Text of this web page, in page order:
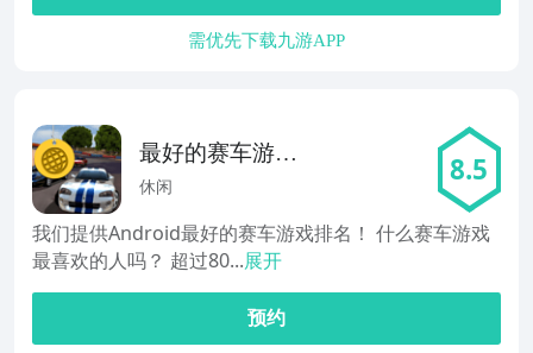
需优先下载九游APP
最好的赛车游戏
排名
休闲 8.5
我们提供Android最好的赛车游戏排名！ 什么赛车游戏
最喜欢的人吗？ 超过80...展开
预约